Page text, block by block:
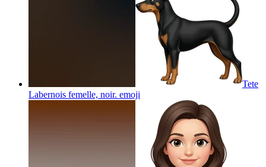
Tete
Labernois femelle, noir. emoji